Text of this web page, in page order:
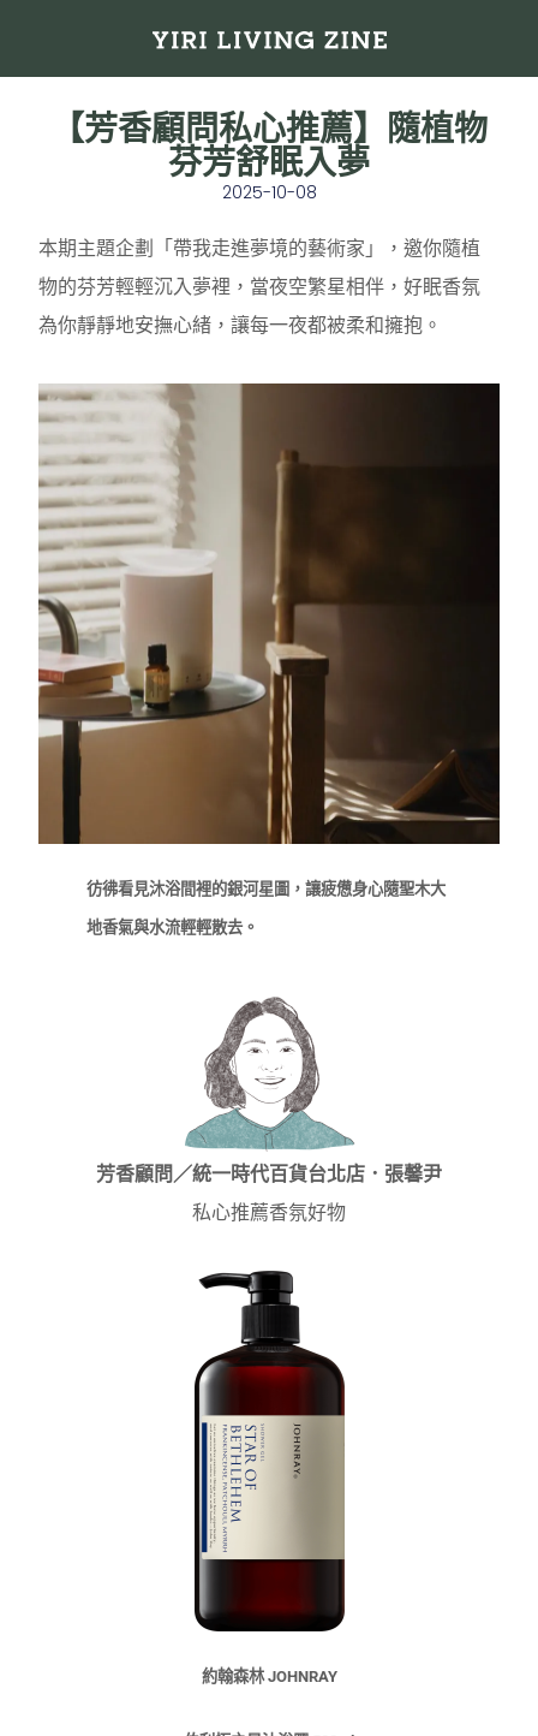
【芳香顧問私心推薦】隨植物
芬芳舒眠入夢
2025-10-08
本期主題企劃「帶我走進夢境的藝術家」，邀你隨植
物的芬芳輕輕沉入夢裡，當夜空繁星相伴，好眠香氛
為你靜靜地安撫心緒，讓每一夜都被柔和擁抱。
彷彿看見沐浴間裡的銀河星圖，讓疲憊身心隨聖木大
地香氣與水流輕輕散去。
芳香顧問／統一時代百貨台北店．張馨尹
私心推薦香氛好物
約翰森林JOHNRAY